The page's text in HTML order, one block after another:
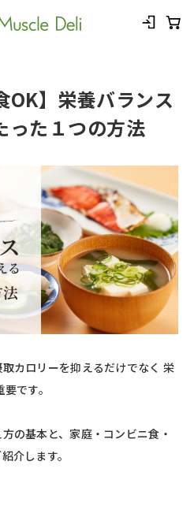
OK】栄養バランス
った１つの方法
カロリーを抑えるだけでなく 栄
です。
の基本と、家庭・コンビニ食・
介します。